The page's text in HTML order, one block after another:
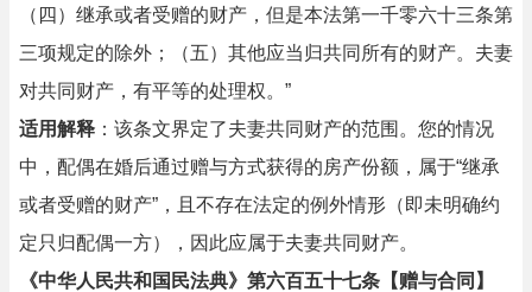
（四）继承或者受赠的财产，但是本法第一千零六十三条第
三项规定的除外；（五）其他应当归共同所有的财产。夫妻
对共同财产，有平等的处理权。”
适用解释 ：该条文界定了夫妻共同财产的范围。您的情况
中，配偶在婚后通过赠与方式获得的房产份额，属于“继承
或者受赠的财产”，且不存在法定的例外情形（即未明确约
定只归配偶一方），因此应属于夫妻共同财产。
《中华人民共和国民法典》第六百五十七条【赠与合同】